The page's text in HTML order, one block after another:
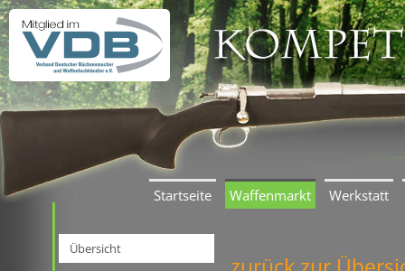
Startseite Waffenmarkt Werkstatt
Übersicht